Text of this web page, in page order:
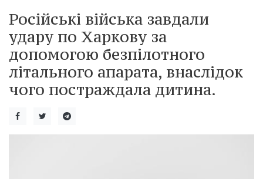
Російські війська завдали
удару по Харкову за
допомогою безпілотного
літального апарата, внаслідок
чого постраждала дитина.